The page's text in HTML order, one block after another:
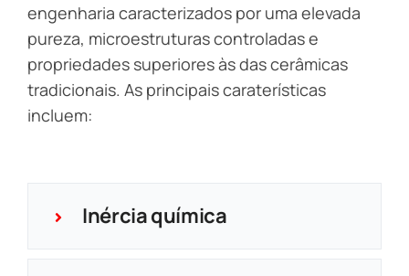
engenharia caracterizados por uma elevada
pureza, microestruturas controladas e
propriedades superiores às das cerâmicas
tradicionais. As principais caraterísticas
incluem:
Inércia química